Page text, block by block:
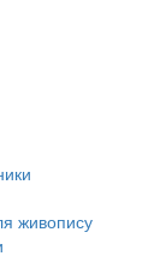
живопису